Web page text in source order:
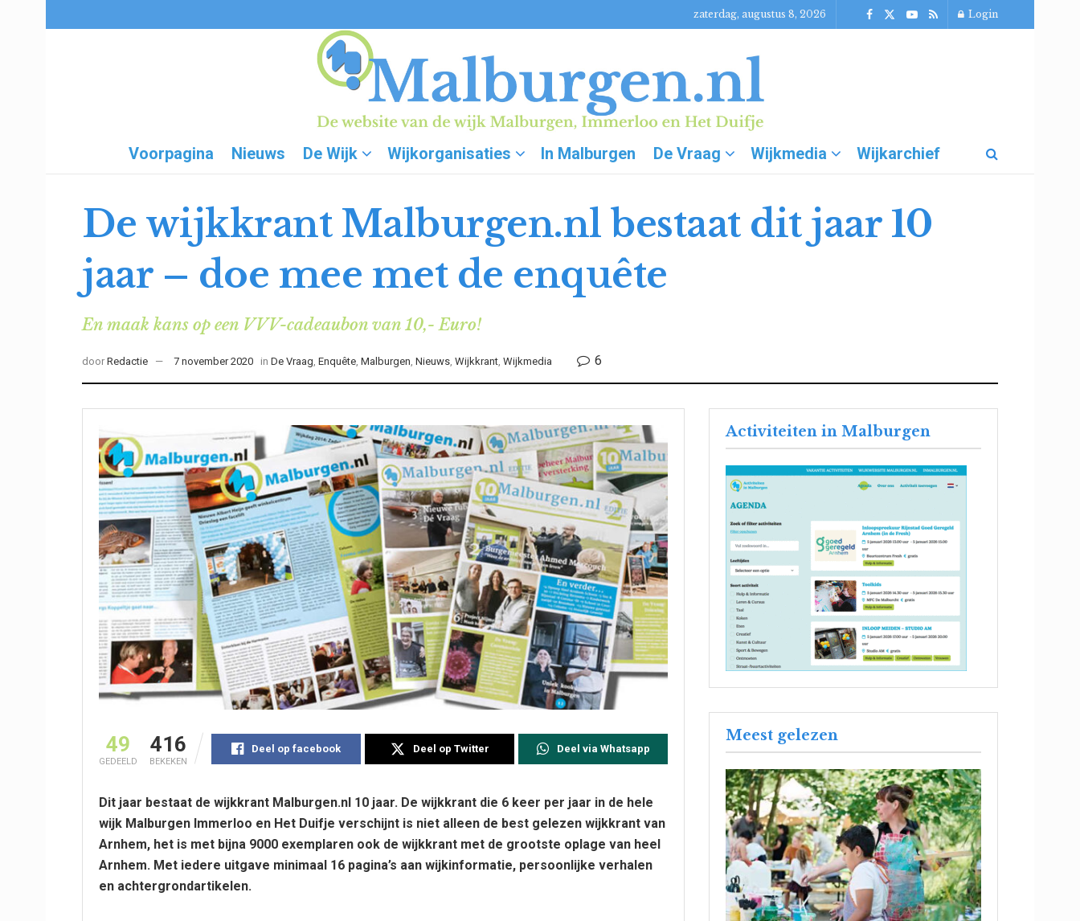
zaterdag, augustus 8, 2026 Login
Voorpagina Nieuws De Wijk Wijkorganisaties In Malburgen De Vraag Wijkmedia Wijkarchief
De wijkkrant Malburgen.nl bestaat dit jaar 10
jaar – doe mee met de enquête
En maak kans op een VVV-cadeaubon van 10,- Euro!
door Redactie 7 november 2020 in De Vraag, Enquête, Malburgen, Nieuws, Wijkkrant, Wijkmedia 6
49
GEDEELD
416
BEKEKEN
Deel op facebook Deel op Twitter Deel via Whatsapp
Dit jaar bestaat de wijkkrant Malburgen.nl 10 jaar. De wijkkrant die 6 keer per jaar in de hele
wijk Malburgen Immerloo en Het Duifje verschijnt is niet alleen de best gelezen wijkkrant van
Arnhem, het is met bijna 9000 exemplaren ook de wijkkrant met de grootste oplage van heel
Arnhem. Met iedere uitgave minimaal 16 pagina’s aan wijkinformatie, persoonlijke verhalen
en achtergrondartikelen.
Activiteiten in Malburgen
Meest gelezen